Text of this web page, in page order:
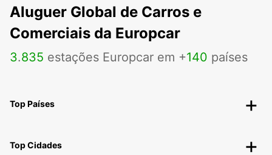
Aluguer Global de Carros e
Comerciais da Europcar
3.835 estações Europcar em +140 países
Top Países
Top Cidades